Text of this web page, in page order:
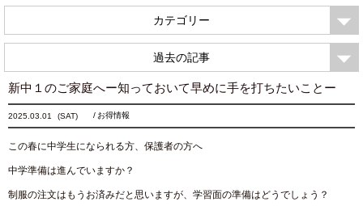
カテゴリー
過去の記事
新中１のご家庭へー知っておいて早めに手を打ちたいことー
2025.03.01 (SAT) お得情報
この春に中学生になられる方、保護者の方へ
中学準備は進んでいますか？
制服の注文はもうお済みだと思いますが、学習面の準備はどうでしょう？